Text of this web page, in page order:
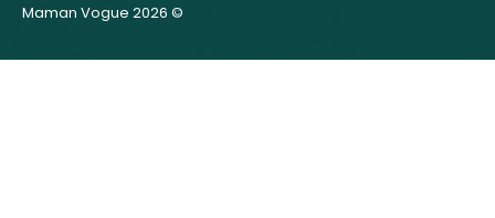
Maman Vogue 2026 ©